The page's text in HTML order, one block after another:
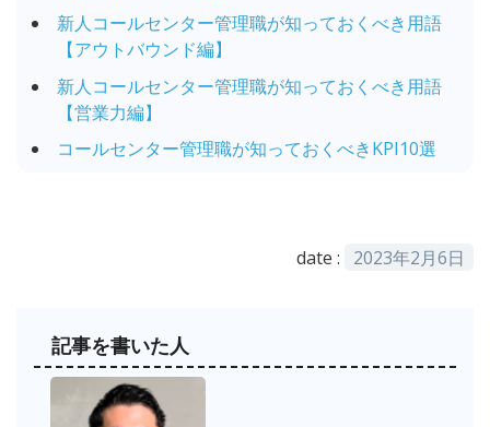
新人コールセンター管理職が知っておくべき用語
【アウトバウンド編】
新人コールセンター管理職が知っておくべき用語
【営業力編】
コールセンター管理職が知っておくべきKPI10選
date : 2023年2月6日
記事を書いた人